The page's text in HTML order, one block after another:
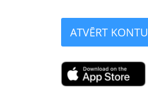
ATVĒRT KONTU